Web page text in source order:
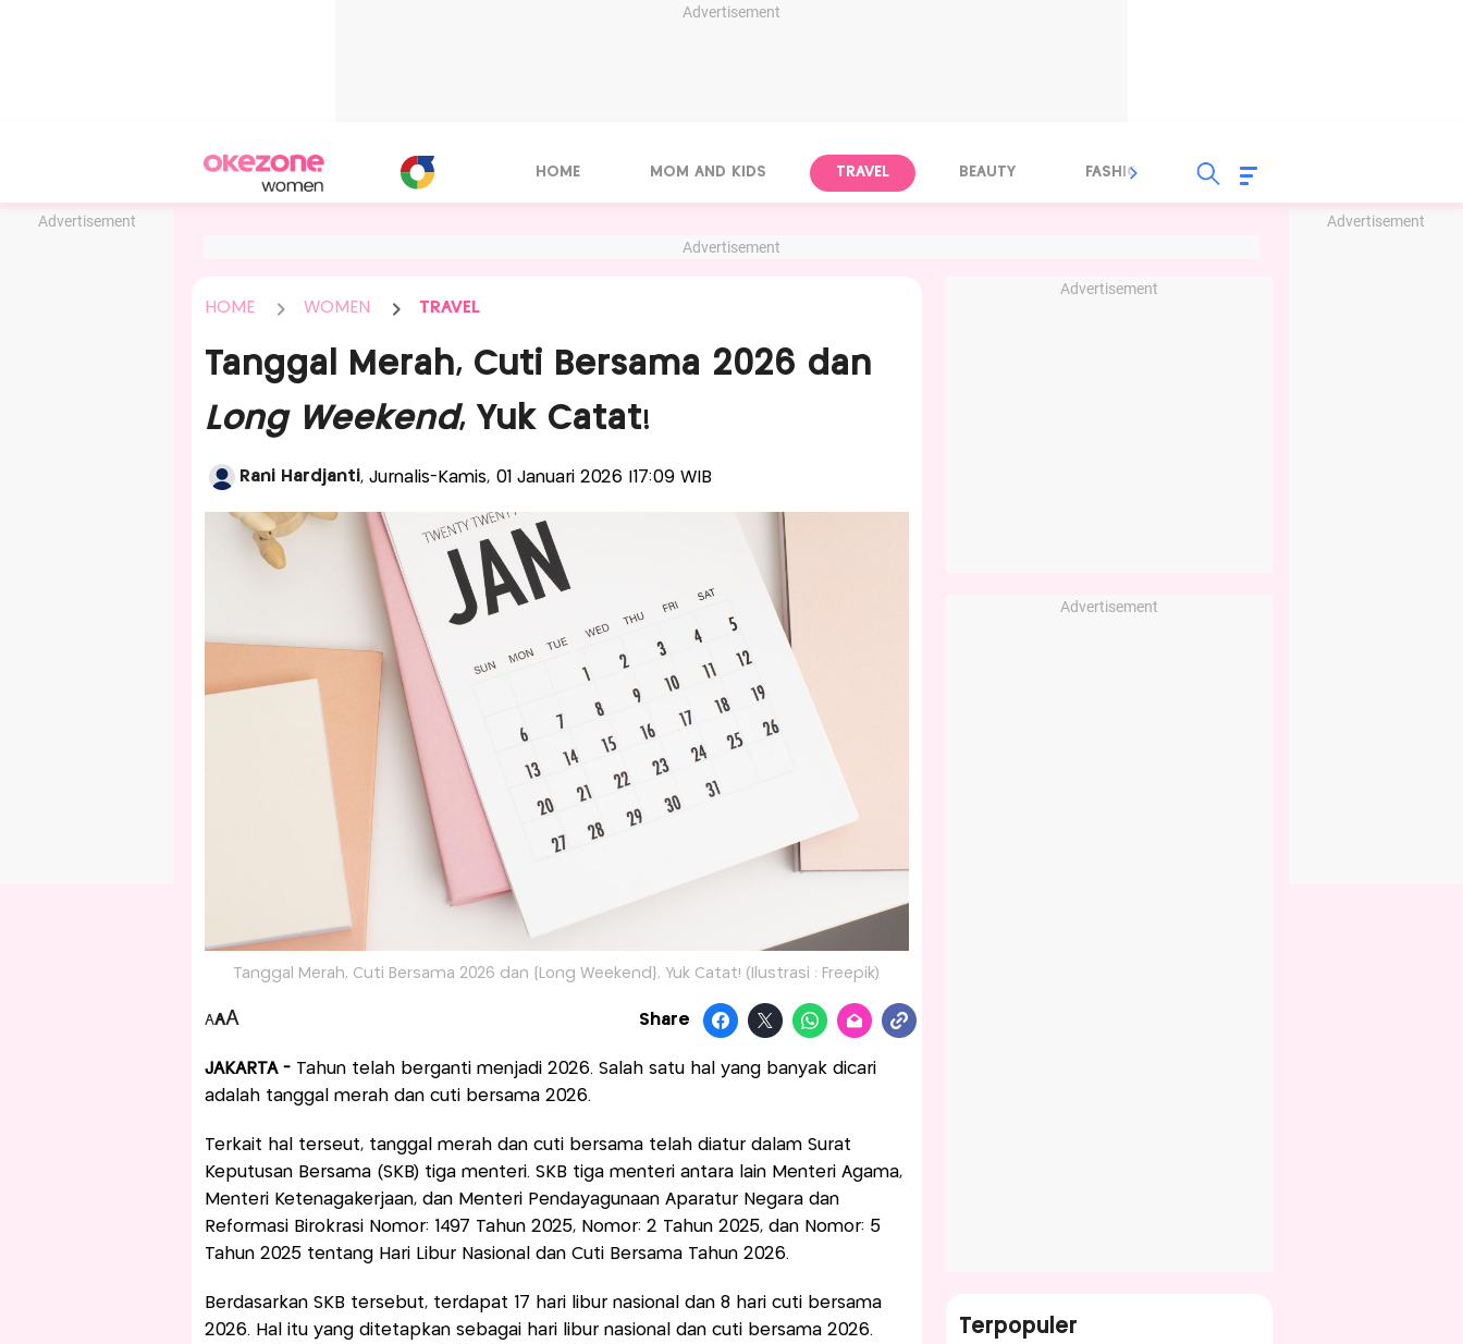
Advertisement
Advertisement Advertisement
HOME MOM AND KIDS TRAVEL BEAUTY FASHION FOOD
Advertisement
HOME WOMEN TRAVEL
Tanggal Merah, Cuti Bersama 2026 dan
Long Weekend, Yuk Catat!
Rani Hardjanti, Jurnalis-Kamis, 01 Januari 2026 |17:09 WIB
Tanggal Merah, Cuti Bersama 2026 dan {Long Weekend}, Yuk Catat! (Ilustrasi : Freepik)
AAA Share
JAKARTA - Tahun telah berganti menjadi 2026. Salah satu hal yang banyak dicari
adalah tanggal merah dan cuti bersama 2026.
Terkait hal terseut, tanggal merah dan cuti bersama telah diatur dalam Surat
Keputusan Bersama (SKB) tiga menteri. SKB tiga menteri antara lain Menteri Agama,
Menteri Ketenagakerjaan, dan Menteri Pendayagunaan Aparatur Negara dan
Reformasi Birokrasi Nomor: 1497 Tahun 2025, Nomor: 2 Tahun 2025, dan Nomor: 5
Tahun 2025 tentang Hari Libur Nasional dan Cuti Bersama Tahun 2026.
Berdasarkan SKB tersebut, terdapat 17 hari libur nasional dan 8 hari cuti bersama
2026. Hal itu yang ditetapkan sebagai hari libur nasional dan cuti bersama 2026.
Advertisement
Advertisement
Terpopuler